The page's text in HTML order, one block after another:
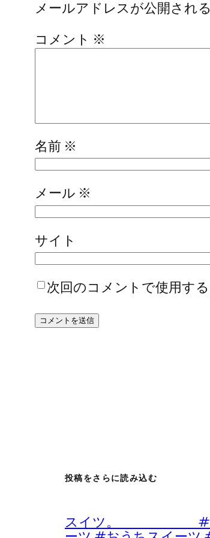
メールアドレスが公開され
コメント ※
名前 ※
メール ※
サイト
次回のコメントで使用す
投稿をさらに読み込む
スイツ。 #スイー